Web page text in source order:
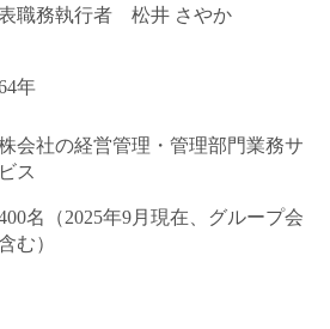
職務執行者 松井 さやか
年
会社の経営管理・管理部門業務サ
ス
名（2025年9月現在、グループ会
む）